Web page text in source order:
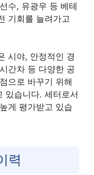
수, 유광우 등 베테
기회를 늘려가고
시야, 안정적인 경
간차 등 다양한 공
으로 바꾸기 위해
있습니다. 세터로서
게 평가받고 있습
력